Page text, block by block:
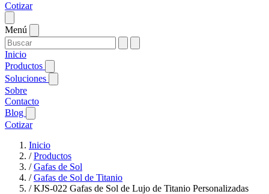
Cotizar
Menú
Inicio
Productos
Soluciones
Sobre
Contacto
Blog
Cotizar
Inicio
/Productos
/Gafas de Sol
/Gafas de Sol de Titanio
/KJS-022 Gafas de Sol de Lujo de Titanio Personalizadas